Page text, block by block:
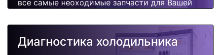
все самые неоходимые запчасти для Вашей
качественно и недорого.
Диагностика холодильника